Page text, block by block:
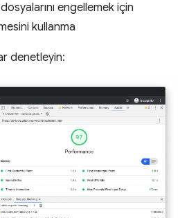
engellemek için
kullanma
denetleyin: